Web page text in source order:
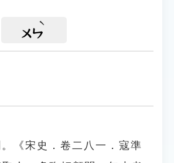
ㄨㄣ
《宋史．卷二八一．寇準